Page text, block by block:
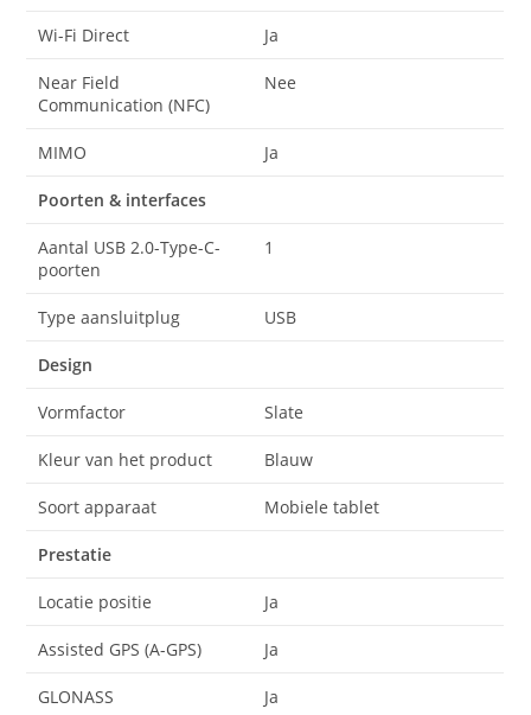
Wi-Fi Direct Ja
Near Field
Communication (NFC)
Nee
MIMO Ja
Poorten & interfaces
Aantal USB 2.0-Type-C-
poorten
1
Type aansluitplug USB
Design
Vormfactor Slate
Kleur van het product Blauw
Soort apparaat Mobiele tablet
Prestatie
Locatie positie Ja
Assisted GPS (A-GPS) Ja
GLONASS Ja